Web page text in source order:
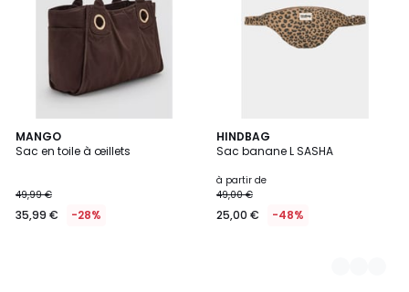
MANGO
Sac en toile à œillets
49,99 €
35,99 € -28%
HINDBAG
Sac banane L SASHA
à partir de
49,00 €
25,00 € -48%
12
Couleurs